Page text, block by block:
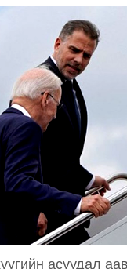
асуудал